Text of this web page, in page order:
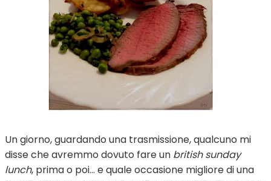
Un giorno, guardando una trasmissione, qualcuno mi
disse che avremmo dovuto fare un british sunday
lunch, prima o poi… e quale occasione migliore di una